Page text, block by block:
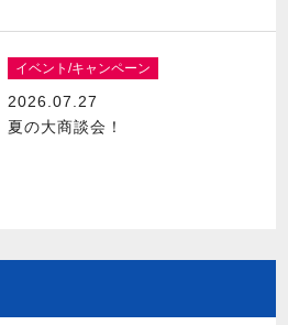
イベント/キャンペーン
2026.07.27
夏の大商談会！